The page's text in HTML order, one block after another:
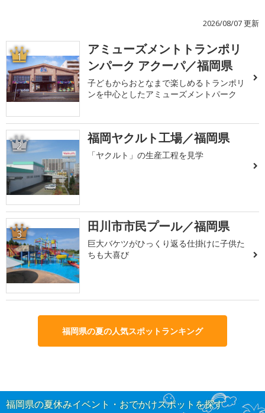
2026/08/07 更新
1
アミューズメントトランポリ
ンパーク アクーパ／福岡県
子どもからおとなまで楽しめるトランポリ
ンを中心としたアミューズメントパーク
2 福岡ヤクルト工場／福岡県
「ヤクルト」の生産工程を見学
3 田川市市民プール／福岡県
巨大バケツがひっくり返る仕掛けに子供た
ちも大喜び
福岡県の夏の人気スポットランキング
福岡県の夏休みイベント・おでかけスポットを探す